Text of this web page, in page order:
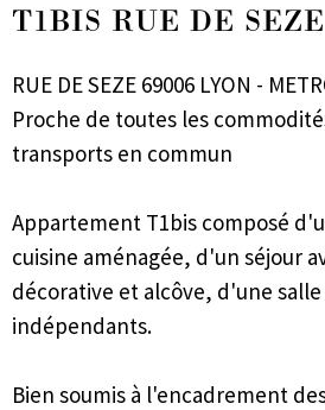
T1BIS RUE DE
RUE DE SEZE 69006 LYON -
Proche de toutes les
transports en commun
Appartement T1bis composé
cuisine aménagée, d'un séjour
décorative et alcôve, d'une
indépendants.
Bien soumis à l'encadrement